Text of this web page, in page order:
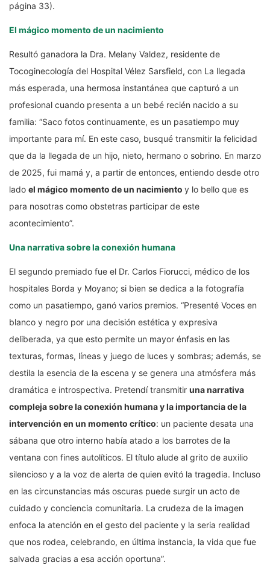
página 33).
El mágico momento de un nacimiento
Resultó ganadora la Dra. Melany Valdez, residente de
Tocoginecología del Hospital Vélez Sarsfield, con La llegada
más esperada, una hermosa instantánea que capturó a un
profesional cuando presenta a un bebé recién nacido a su
familia: “Saco fotos continuamente, es un pasatiempo muy
importante para mí. En este caso, busqué transmitir la felicidad
que da la llegada de un hijo, nieto, hermano o sobrino. En marzo
de 2025, fui mamá y, a partir de entonces, entiendo desde otro
lado el mágico momento de un nacimiento y lo bello que es
para nosotras como obstetras participar de este
acontecimiento”.
Una narrativa sobre la conexión humana
El segundo premiado fue el Dr. Carlos Fiorucci, médico de los
hospitales Borda y Moyano; si bien se dedica a la fotografía
como un pasatiempo, ganó varios premios. “Presenté Voces en
blanco y negro por una decisión estética y expresiva
deliberada, ya que esto permite un mayor énfasis en las
texturas, formas, líneas y juego de luces y sombras; además, se
destila la esencia de la escena y se genera una atmósfera más
dramática e introspectiva. Pretendí transmitir una narrativa
compleja sobre la conexión humana y la importancia de la
intervención en un momento crítico: un paciente desata una
sábana que otro interno había atado a los barrotes de la
ventana con fines autolíticos. El título alude al grito de auxilio
silencioso y a la voz de alerta de quien evitó la tragedia. Incluso
en las circunstancias más oscuras puede surgir un acto de
cuidado y conciencia comunitaria. La crudeza de la imagen
enfoca la atención en el gesto del paciente y la seria realidad
que nos rodea, celebrando, en última instancia, la vida que fue
salvada gracias a esa acción oportuna”.